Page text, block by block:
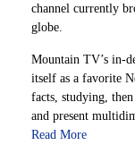
channel currently
globe.
Mountain TV’s in-
itself as a favorite
facts, studying,
and present
Read More